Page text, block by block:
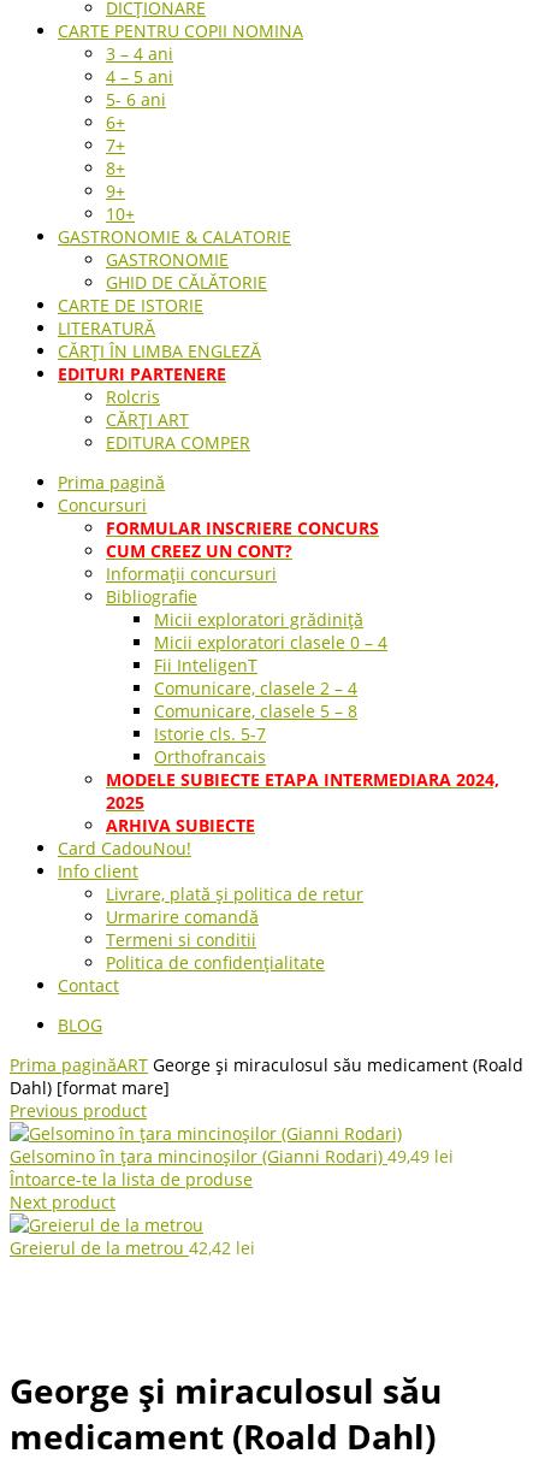
DICȚIONARE
CARTE PENTRU COPII NOMINA
3 – 4 ani
4 – 5 ani
5- 6 ani
6+
7+
8+
9+
10+
GASTRONOMIE & CALATORIE
GASTRONOMIE
GHID DE CĂLĂTORIE
CARTE DE ISTORIE
LITERATURĂ
CĂRȚI ÎN LIMBA ENGLEZĂ
EDITURI PARTENERE
Rolcris
CĂRȚI ART
EDITURA COMPER
Prima pagină
Concursuri
FORMULAR INSCRIERE CONCURS
CUM CREEZ UN CONT?
Informații concursuri
Bibliografie
Micii exploratori grădiniță
Micii exploratori clasele 0 – 4
Fii InteligenT
Comunicare, clasele 2 – 4
Comunicare, clasele 5 – 8
Istorie cls. 5-7
Orthofrancais
MODELE SUBIECTE ETAPA INTERMEDIARA 2024,
2025
ARHIVA SUBIECTE
Card CadouNou!
Info client
Livrare, plată și politica de retur
Urmarire comandă
Termeni si conditii
Politica de confidențialitate
Contact
BLOG
Prima paginăART George și miraculosul său medicament (Roald
Dahl) [format mare]
Previous product
Gelsomino în țara mincinoșilor (Gianni Rodari) 49,49 lei
Întoarce-te la lista de produse
Next product
Greierul de la metrou 42,42 lei
George și miraculosul său
medicament (Roald Dahl)